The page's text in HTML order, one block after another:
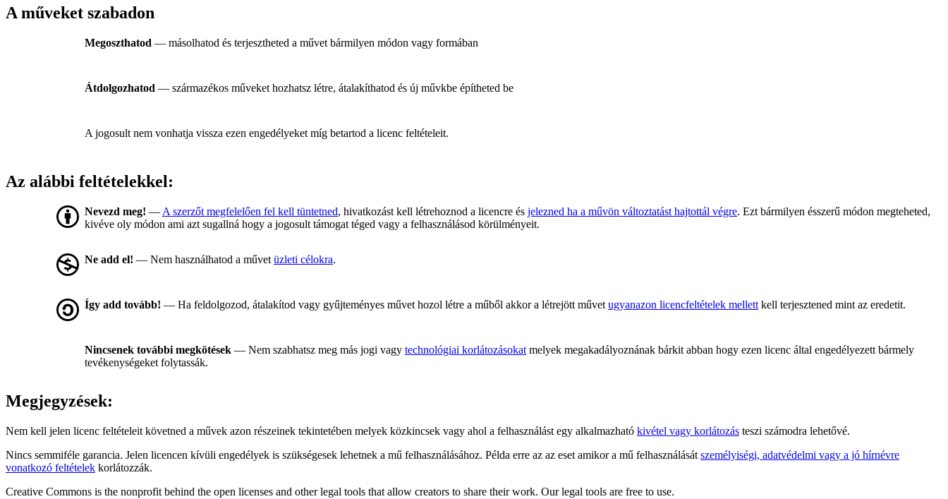
A műveket szabadon
Megoszthatod — másolhatod és terjesztheted a művet bármilyen módon vagy formában
Átdolgozhatod — származékos műveket hozhatsz létre, átalakíthatod és új művkbe építheted be
A jogosult nem vonhatja vissza ezen engedélyeket míg betartod a licenc feltételeit.
Az alábbi feltételekkel:
Nevezd meg! — A szerzőt megfelelően fel kell tüntetned, hivatkozást kell létrehoznod a licencre és jelezned ha a művön változtatást hajtottál végre. Ezt bármilyen ésszerű módon megteheted,
kivéve oly módon ami azt sugallná hogy a jogosult támogat téged vagy a felhasználásod körülményeit.
Ne add el! — Nem használhatod a művet üzleti célokra.
Így add tovább! — Ha feldolgozod, átalakítod vagy gyűjteményes művet hozol létre a műből akkor a létrejött művet ugyanazon licencfeltételek mellett kell terjesztened mint az eredetit.
Nincsenek további megkötések — Nem szabhatsz meg más jogi vagy technológiai korlátozásokat melyek megakadályoznának bárkit abban hogy ezen licenc által engedélyezett bármely
tevékenységeket folytassák.
Megjegyzések:
Nem kell jelen licenc feltételeit követned a művek azon részeinek tekintetében melyek közkincsek vagy ahol a felhasználást egy alkalmazható kivétel vagy korlátozás teszi számodra lehetővé.
Nincs semmiféle garancia. Jelen licencen kívüli engedélyek is szükségesek lehetnek a mű felhasználásához. Példa erre az az eset amikor a mű felhasználását személyiségi, adatvédelmi vagy a jó hírnévre
vonatkozó feltételek korlátozzák.
Creative Commons is the nonprofit behind the open licenses and other legal tools that allow creators to share their work. Our legal tools are free to use.